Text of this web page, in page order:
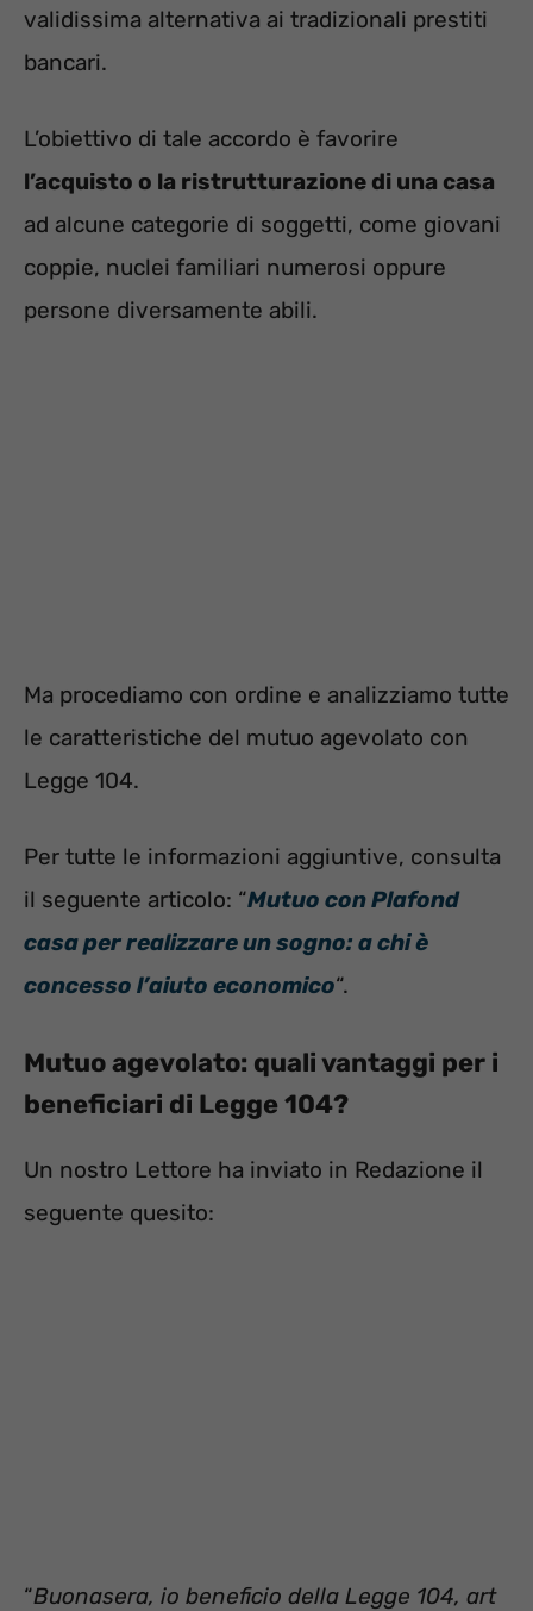
validissima alternativa ai tradizionali prestiti
bancari.
L’obiettivo di tale accordo è favorire
l’acquisto o la ristrutturazione di una casa
ad alcune categorie di soggetti, come giovani
coppie, nuclei familiari numerosi oppure
persone diversamente abili.
Ma procediamo con ordine e analizziamo tutte
le caratteristiche del mutuo agevolato con
Legge 104.
Per tutte le informazioni aggiuntive, consulta
il seguente articolo: “Mutuo con Plafond
casa per realizzare un sogno: a chi è
concesso l’aiuto economico“.
Mutuo agevolato: quali vantaggi per i
beneficiari di Legge 104?
Un nostro Lettore ha inviato in Redazione il
seguente quesito:
“Buonasera, io beneficio della Legge 104, art